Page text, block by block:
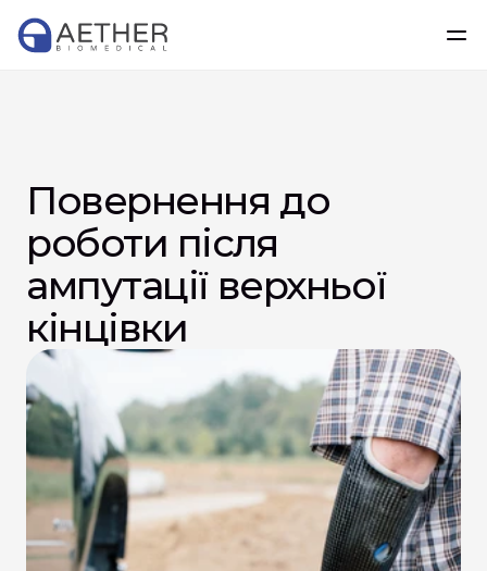
Повернення до
роботи після
ампутації верхньої
кінцівки